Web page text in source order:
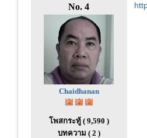
No. 4
Chaidhanan
โพสกระทู้ ( 9,590 )
บทความ ( 2 )